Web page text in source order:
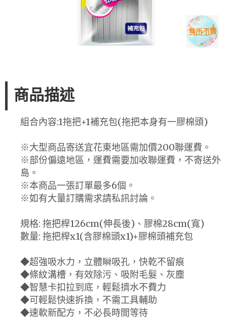
商品描述
組合內容:1拖把+1補充包(拖把本身有一膠棉頭)
※大型商品寄送宜花東地區需加價200聯運費。
※部份偏遠地區，運費需要加收聯運費，不寄送外
島。
※本商品一張訂單最多6個。
※如有大量訂購需求請私訊討論。
規格: 拖把桿126cm(伸長後)、膠棉28cm(寬)
數量: 拖把桿x1(含膠棉頭x1)+膠棉頭補充包
◆超強吸水力，立體瞬吸孔，快乾不留痕
◆條紋溝槽，有效除污、吸附毛髮、灰塵
◆智慧卡扣拉到底，輕鬆擠水不費力
◆可輕鬆快速拆換，不需工具輔助
◆速軟新配方，不必長時間等待